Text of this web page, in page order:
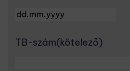
DD dot MM dot YYYY
TB-szám(kötelező)